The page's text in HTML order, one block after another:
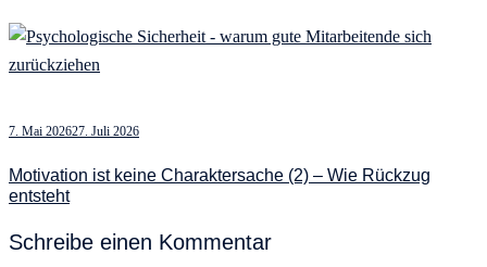
7. Mai 202627. Juli 2026
Motivation ist keine Charaktersache (2) – Wie Rückzug
entsteht
Schreibe einen Kommentar